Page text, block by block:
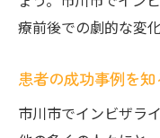
療前後での劇的な変
患者の成功事例を知
市川市でインビザラ